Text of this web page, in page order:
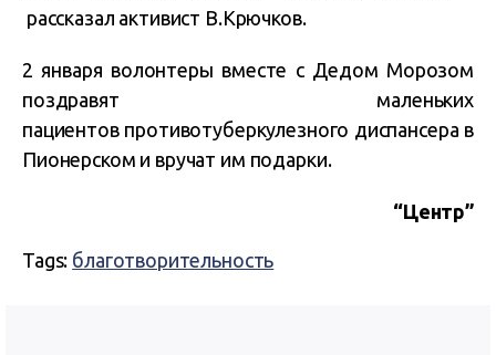
рассказал активист В.Крючков.
2 января волонтеры вместе с Дедом Морозом
поздравят маленьких
пациентов противотуберкулезного диспансера в
Пионерском и вручат им подарки.
“Центр”
Tags: благотворительность